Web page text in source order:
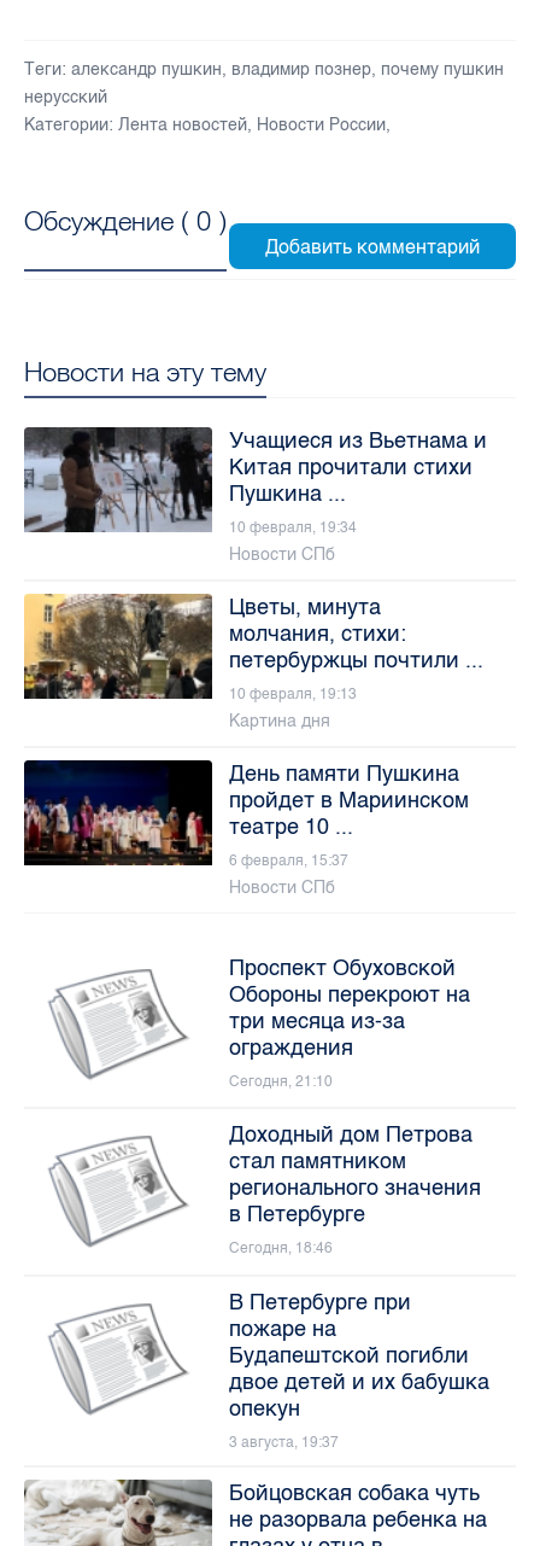
Теги: александр пушкин, владимир познер, почему пушкин
нерусский
Категории: Лента новостей, Новости России,
Обсуждение ( 0 )
Новости на эту тему
Учащиеся из Вьетнама и
Китая прочитали стихи
Пушкина ...
10 февраля, 19:34
Новости СПб
Цветы, минута
молчания, стихи:
петербуржцы почтили ...
10 февраля, 19:13
Картина дня
День памяти Пушкина
пройдет в Мариинском
театре 10 ...
6 февраля, 15:37
Новости СПб
Проспект Обуховской
Обороны перекроют на
три месяца из-за
ограждения
Сегодня, 21:10
Доходный дом Петрова
стал памятником
регионального значения
в Петербурге
Сегодня, 18:46
В Петербурге при
пожаре на
Будапештской погибли
двое детей и их бабушка
опекун
3 августа, 19:37
Бойцовская собака чуть
не разорвала ребенка на
глазах у отца в